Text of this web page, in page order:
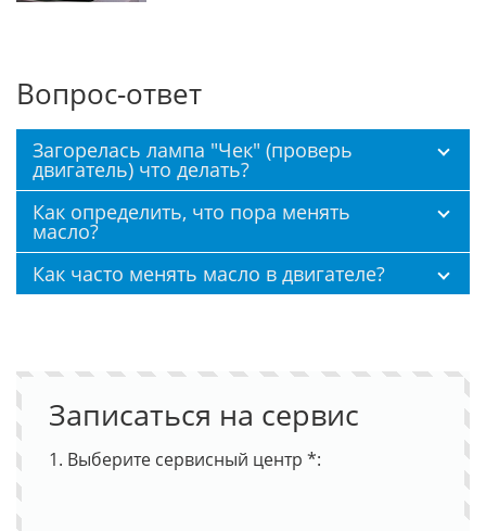
Вопрос-ответ
Загорелась лампа "Чек" (проверь
двигатель) что делать?
Как определить, что пора менять
масло?
Как часто менять масло в двигателе?
Записаться на сервис
1. Выберите сервисный центр *: